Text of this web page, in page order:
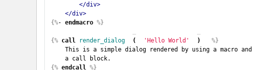
</div>
</div>
{%- endmacro %}
{% call render_dialog ( 'Hello World' )
%}
    This is a simple dialog rendered by using a macro and
{% endcall %}